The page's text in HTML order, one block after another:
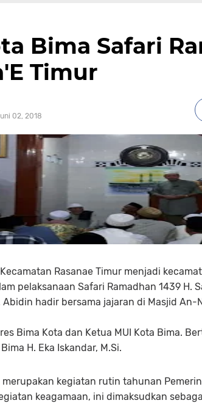
Bima Safari
Timur
02, 2018
Kecamatan Rasanae Timur menjadi
pelaksanaan Safari Ramadhan 1439 H.
Abidin hadir bersama jajaran di Masjid An-
Bima Kota dan Ketua MUI Kota Bima.
H. Eka Iskandar, M.Si.
merupakan kegiatan rutin tahunan
keagamaan, ini dimaksudkan